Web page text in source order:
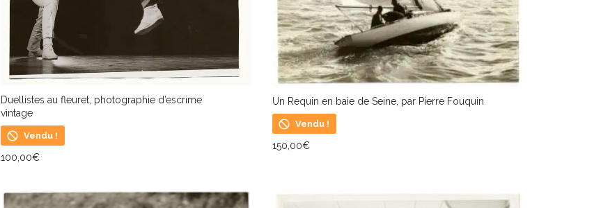
Duellistes au fleuret, photographie d’escrime
vintage
Vendu !
100,00€
Un Requin en baie de Seine, par Pierre Fouquin
Vendu !
150,00€